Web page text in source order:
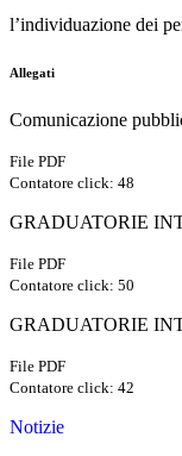
l’individuazione dei
Allegati
Comunicazione
File PDF
Contatore click: 48
GRADUATORIE
File PDF
Contatore click: 50
GRADUATORIE
File PDF
Contatore click: 42
Notizie